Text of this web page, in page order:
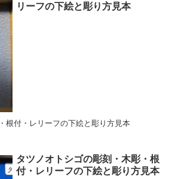
リーフの下絵と彫り方見本
根付・レリーフの下絵と彫り方見本
タツノオトシゴの彫刻・木彫・根
付・レリーフの下絵と彫り方見本